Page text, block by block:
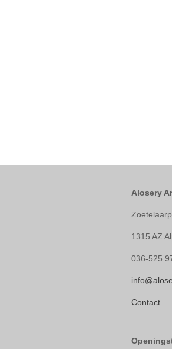
Alosery
1315 AZ
036-525
Contact